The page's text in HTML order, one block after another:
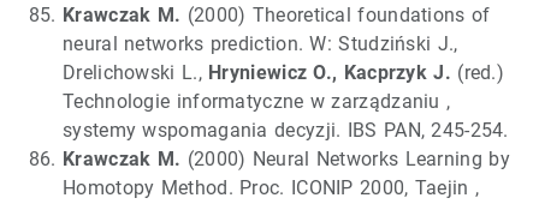
Krawczak M. (2000) Theoretical foundations of
neural networks prediction. W: Studziński J.,
Drelichowski L., Hryniewicz O., Kacprzyk J. (red.)
Technologie informatyczne w zarządzaniu ,
systemy wspomagania decyzji. IBS PAN, 245-254.
Krawczak M. (2000) Neural Networks Learning by
Homotopy Method. Proc. ICONIP 2000, Taejin ,